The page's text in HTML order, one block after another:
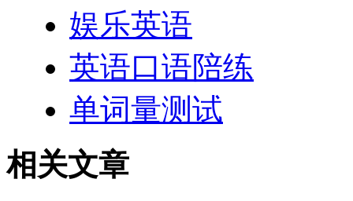
娱乐英语
英语口语陪练
单词量测试
相关文章